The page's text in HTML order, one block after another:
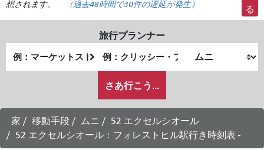
テ
ン
ツ
移
ョ
の
切
り
え
想されます。
（過去48時間で30件の遅延が発生）
る
旅行プランナー
出
発
終
了
が
ど
の
よ
さあ行こう...
家 移動手段 ムニ
52 エクセルシオール
52 エクセルシオール：フォレストヒル駅行き時刻表 -